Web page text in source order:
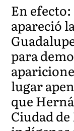
En efecto:
apareció
para
lugar
que
Ciudad